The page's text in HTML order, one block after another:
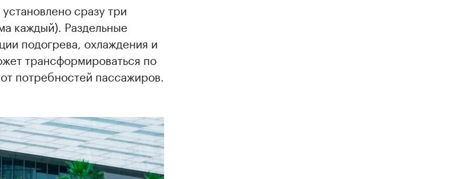
сразу три
каждый). Раздельные
подогрева, охлаждения и
трансформироваться по
потребностей пассажиров.